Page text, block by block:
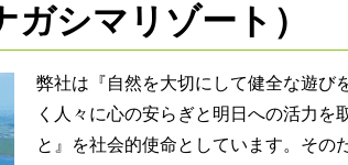
シマリゾート）
弊社は『自然を大切にして健全な遊び
く人々に心の安らぎと明日への活力を
と』を社会的使命としています。その